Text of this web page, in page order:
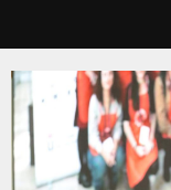
contenido